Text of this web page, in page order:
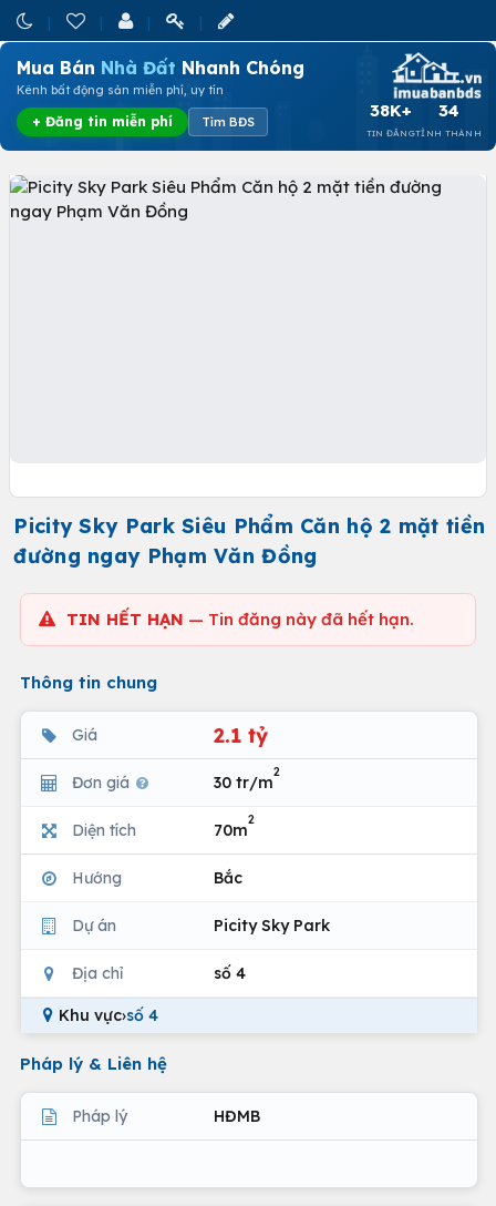
Mua Bán Nhà Đất Nhanh Chóng
Kênh bất động sản miễn phí, uy tín
+ Đăng tin miễn phí Tìm BĐS
38K+
TIN ĐĂNG
34
TỈNH THÀNH
Picity Sky Park Siêu Phẩm Căn hộ 2 mặt tiền
đường ngay Phạm Văn Đồng
TIN HẾT HẠN — Tin đăng này đã hết hạn.
Thông tin chung
Giá 2.1 tỷ
Đơn giá 30 tr/m
2
Diện tích 70m
2
Hướng Bắc
Dự án Picity Sky Park
Địa chỉ số 4
Khu vực›số 4
Pháp lý & Liên hệ
Pháp lý HĐMB